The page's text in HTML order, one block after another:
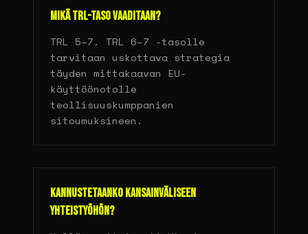
Mikä TRL-taso vaaditaan?
TRL 5–7. TRL 6–7 -tasolle
tarvitaan uskottava strategia
täyden mittakaavan EU-
käyttöönotolle
teollisuuskumppanien
sitoumuksineen.
Kannustetaanko kansainväliseen
yhteistyöhön?